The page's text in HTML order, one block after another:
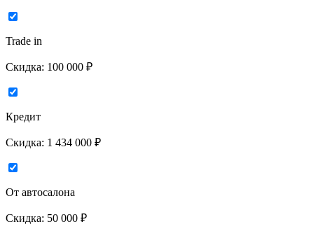
Trade in
Скидка: 100 000 ₽
Кредит
Скидка: 1 434 000 ₽
От автосалона
Скидка: 50 000 ₽